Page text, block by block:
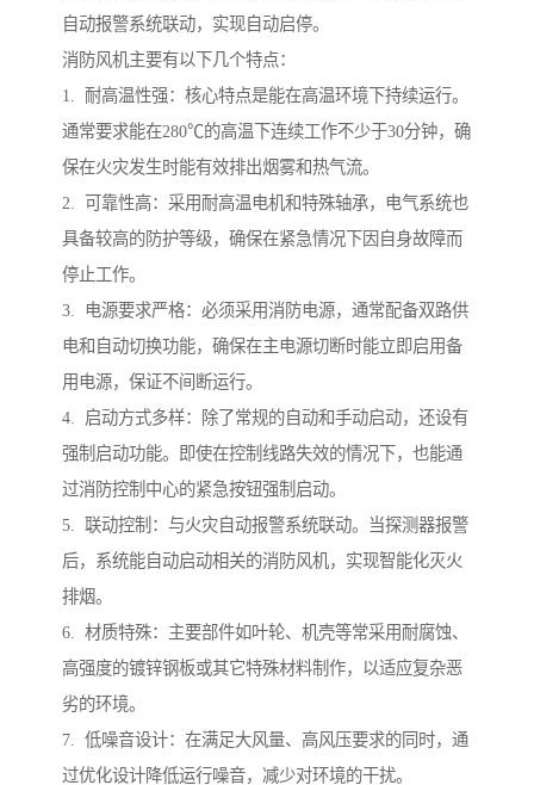
自动报警系统联动，实现自动启停。
消防风机主要有以下几个特点：
1. 耐高温性强：核心特点是能在高温环境下持续运行。
通常要求能在280℃的高温下连续工作不少于30分钟，确
保在火灾发生时能有效排出烟雾和热气流。
2. 可靠性高：采用耐高温电机和特殊轴承，电气系统也
具备较高的防护等级，确保在紧急情况下因自身故障而
停止工作。
3. 电源要求严格：必须采用消防电源，通常配备双路供
电和自动切换功能，确保在主电源切断时能立即启用备
用电源，保证不间断运行。
4. 启动方式多样：除了常规的自动和手动启动，还设有
强制启动功能。即使在控制线路失效的情况下，也能通
过消防控制中心的紧急按钮强制启动。
5. 联动控制：与火灾自动报警系统联动。当探测器报警
后，系统能自动启动相关的消防风机，实现智能化灭火
排烟。
6. 材质特殊：主要部件如叶轮、机壳等常采用耐腐蚀、
高强度的镀锌钢板或其它特殊材料制作，以适应复杂恶
劣的环境。
7. 低噪音设计：在满足大风量、高风压要求的同时，通
过优化设计降低运行噪音，减少对环境的干扰。